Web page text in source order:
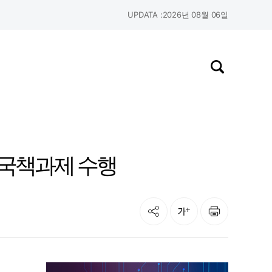
UPDATA :2026년 08월 06일
검색창 열기
책과제 수행
공유 글자크기 인쇄